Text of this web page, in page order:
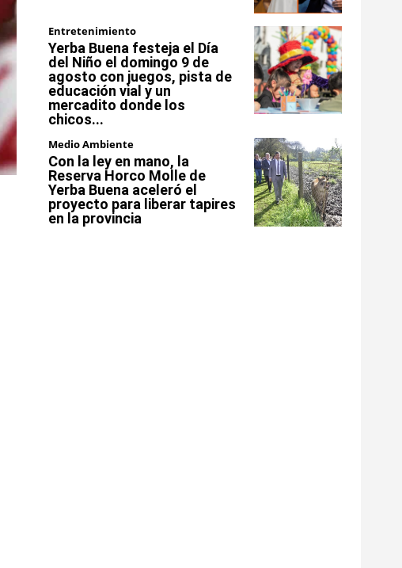
Entretenimiento
Yerba Buena festeja el Día
del Niño el domingo 9 de
agosto con juegos, pista de
educación vial y un
mercadito donde los
chicos...
Medio Ambiente
Con la ley en mano, la
Reserva Horco Molle de
Yerba Buena aceleró el
proyecto para liberar tapires
en la provincia